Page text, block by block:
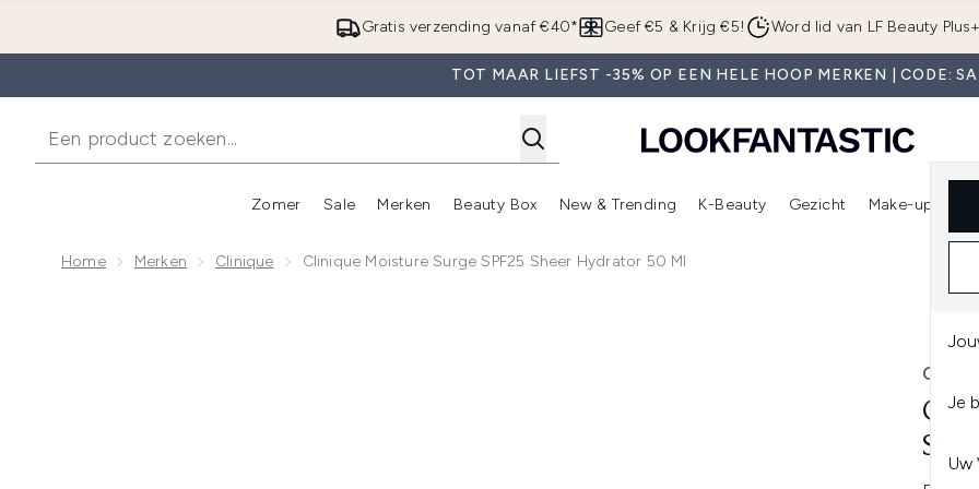
Overslaan naar de hoofdinhoud
Gratis verzending vanaf €40* Geef €5 & Krijg €5! Word lid van LF Beauty Plus+
TOT MAAR LIEFST -35% OP EEN HELE HOOP MERKEN | CODE:
Je
Uw
Zomer
Enter submenu (Zomer)
Sale
Enter submenu (Sale)
Merken
Enter submenu (Merken)
Beauty Box
Enter submenu (Beauty Box)
New & Trending
Enter submenu (New & Trending)
K-Beauty
Enter submenu (K-Beauty)
Gezicht Make-up
Home Merken Clinique Clinique Moisture Surge SPF25 Sheer Hydrator 50 Ml